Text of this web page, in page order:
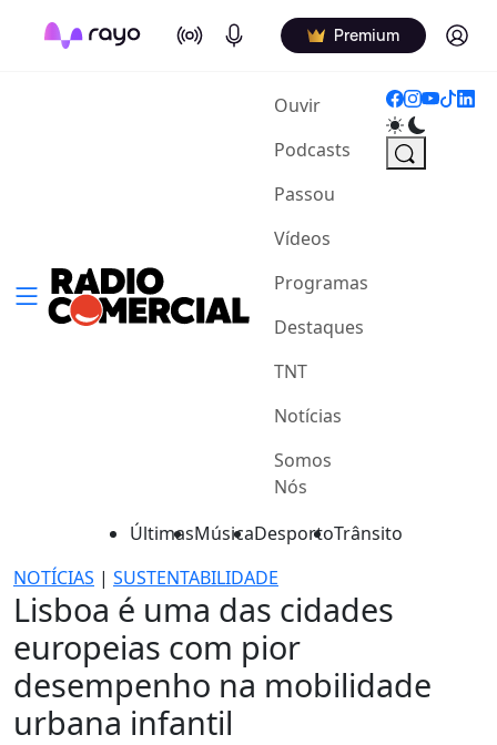
On Air Podcasts Premium Log in
Ouvir(current)
Podcasts
Passou
Vídeos
Programas
Destaques
TNT
Notícias
Somos
Nós
ÚltimasMúsicaDesportoTrânsito
NOTÍCIAS | SUSTENTABILIDADE
Lisboa é uma das cidades
europeias com pior
desempenho na mobilidade
urbana infantil